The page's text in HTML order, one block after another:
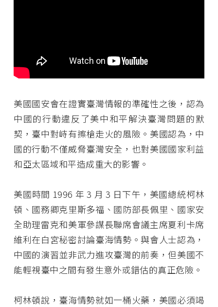
美國國安會在證實臺灣情報的準確性之後，認為
中國的行動違反了美中和平解決臺灣問題的默
契，臺中對峙有擦槍走火的風險。美國認為，中
國的行動不僅威脅臺灣安全，也對美國國家利益
和亞太區域和平造成重大的影響。
美國時間 1996 年 3 月 3 日下午，美國總統柯林
頓、國務卿克里斯多福、國防部長佩里、國家安
全助理雷克和美軍參謀長聯席會議主席夏利卡席
維利在白宮秘密討論臺海情勢。與會人士認為，
中國的演習並非武力進攻臺灣的前奏，但美國不
能輕視臺中之間有發生意外或錯估的真正危險。
柯林頓說，臺海情勢就如一桶火藥，美國必須竭